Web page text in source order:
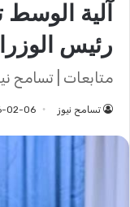
آلية
رئيس
متابعات | تسامح
تسامح نيوز 02-06